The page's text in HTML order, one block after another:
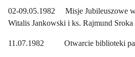
02-09.05.1982 Misje Jubileuszowe
Witalis Jankowski i ks. Rajmund
11.07.1982 Otwarcie biblioteki